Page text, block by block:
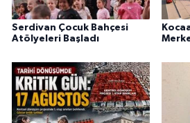
Serdivan Çocuk Bahçesi
Atölyeleri Başladı